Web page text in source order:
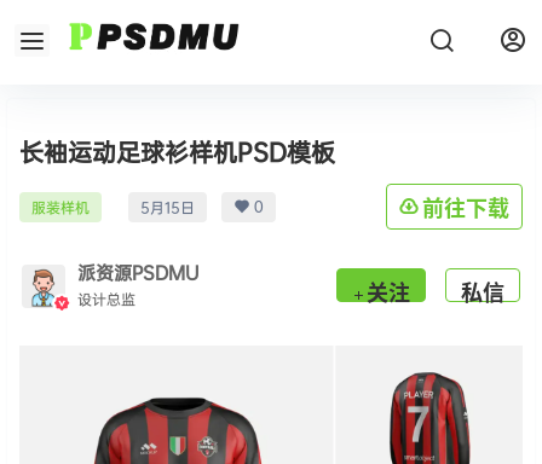
长袖运动足球衫样机PSD模板
服装样机 5月15日 0 前往下载
派资源PSDMU
设计总监 关注 私信